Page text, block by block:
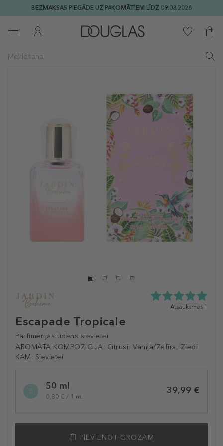
BEZMAKSAS PIEGĀDE UZ PAKOMĀTIEM LĪDZ 09.08.2026
Escapade Tropicale
Parfimērijas ūdens sievietei
AROMĀTA KOMPOZĪCIJA: Citrusi, Vaniļa/Zefīrs, Ziedi
KAM: Sievietei
5.0
1
Atsauksmes 1
variation50 ml
0,80 € / 1 ml
39,99 €
PIEVIENOT GROZAM